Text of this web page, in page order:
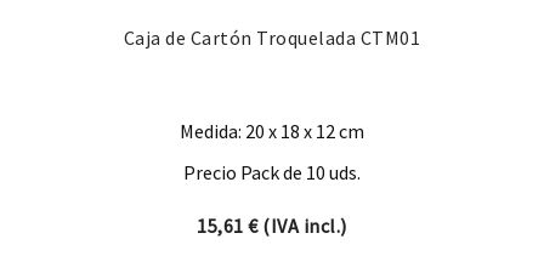
Caja de Cartón Troquelada CTM01
Medida: 20 x 18 x 12 cm
Precio Pack de 10 uds.
15,61€(IVA incl.)